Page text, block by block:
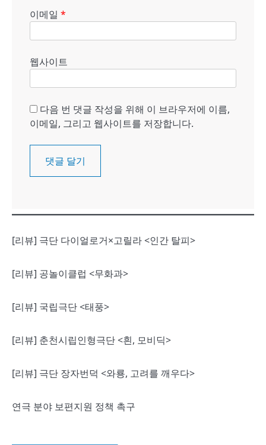
이메일 *
웹사이트
다음 번 댓글 작성을 위해 이 브라우저에 이름,
이메일, 그리고 웹사이트를 저장합니다.
[리뷰] 극단 다이얼로거×고릴라 <인간 탈피>
[리뷰] 공놀이클럽 <무화과>
[리뷰] 국립극단 <태풍>
[리뷰] 춘천시립인형극단 <흰, 모비딕>
[리뷰] 극단 장자번덕 <와룡, 고려를 깨우다>
연극 분야 보편지원 정책 촉구